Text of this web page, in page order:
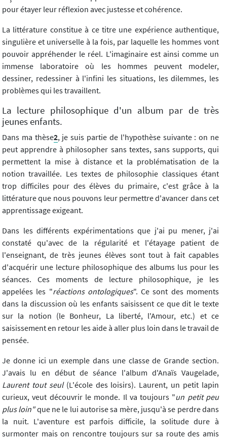
pour étayer leur réflexion avec justesse et cohérence.
La littérature constitue à ce titre une expérience authentique,
singulière et universelle à la fois, par laquelle les hommes vont
pouvoir appréhender le réel. L'imaginaire est ainsi comme un
immense laboratoire où les hommes peuvent modeler,
dessiner, redessiner à l'infini les situations, les dilemmes, les
problèmes qui les travaillent.
La lecture philosophique d'un album par de très
jeunes enfants.
Dans ma thèse2, je suis partie de l'hypothèse suivante : on ne
peut apprendre à philosopher sans textes, sans supports, qui
permettent la mise à distance et la problématisation de la
notion travaillée. Les textes de philosophie classiques étant
trop difficiles pour des élèves du primaire, c'est grâce à la
littérature que nous pouvons leur permettre d'avancer dans cet
apprentissage exigeant.
Dans les différents expérimentations que j'ai pu mener, j'ai
constaté qu'avec de la régularité et l'étayage patient de
l'enseignant, de très jeunes élèves sont tout à fait capables
d'acquérir une lecture philosophique des albums lus pour les
séances. Ces moments de lecture philosophique, je les
appelées les "réactions ontologiques". Ce sont des moments
dans la discussion où les enfants saisissent ce que dit le texte
sur la notion (le Bonheur, La liberté, l'Amour, etc.) et ce
saisissement en retour les aide à aller plus loin dans le travail de
pensée.
Je donne ici un exemple dans une classe de Grande section.
J'avais lu en début de séance l'album d'Anaïs Vaugelade,
Laurent tout seul(L'école des loisirs). Laurent, un petit lapin
curieux, veut découvrir le monde. Il va toujours "un petit peu
plus loin"que ne le lui autorise sa mère, jusqu'à se perdre dans
la nuit. L'aventure est parfois difficile, la solitude dure à
surmonter mais on rencontre toujours sur sa route des amis